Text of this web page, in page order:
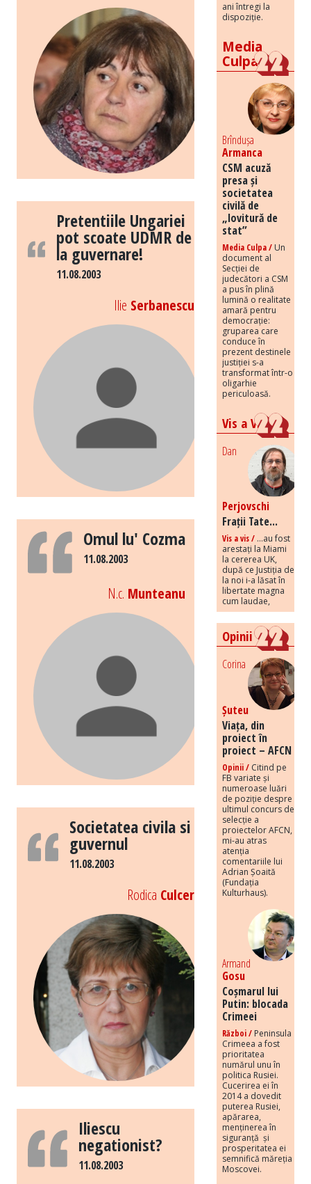
Pretentiile Ungariei
pot scoate UDMR de
la guvernare!
11.08.2003
Ilie Serbanescu
Omul lu' Cozma
11.08.2003
N.c. Munteanu
Societatea civila si
guvernul
11.08.2003
Rodica Culcer
Iliescu
negationist?
11.08.2003
ani întregi la
dispoziție.
Media
Culpa
Brîndușa
Armanca
CSM acuză
presa și
societatea
civilă de
„lovitură de
stat”
Media Culpa / Un
document al
Secției de
judecători a CSM
a pus în plină
lumină o realitate
amară pentru
democrație:
gruparea care
conduce în
prezent destinele
justiției s-a
transformat într-o
oligarhie
periculoasă.
Vis a Vis
Dan
Perjovschi
Frații Tate...
Vis a vis / ...au fost
arestați la Miami
la cererea UK,
după ce Justiția de
la noi i-a lăsat în
libertate magna
cum laudae,
Opinii
Corina
Șuteu
Viața, din
proiect în
proiect – AFCN
Opinii / Citind pe
FB variate și
numeroase luări
de poziție despre
ultimul concurs de
selecție a
proiectelor AFCN,
mi-au atras
atenția
comentariile lui
Adrian Șoaită
(Fundația
Kulturhaus).
Armand
Gosu
Coșmarul lui
Putin: blocada
Crimeei
Război / Peninsula
Crimeea a fost
prioritatea
numărul unu în
politica Rusiei.
Cucerirea ei în
2014 a dovedit
puterea Rusiei,
apărarea,
menținerea în
siguranță și
prosperitatea ei
semnifică măreția
Moscovei.